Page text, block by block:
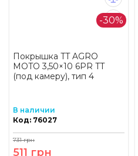
-30%
Покрышка TT AGRO
MOTO 3,50×10 6PR TT
(под камеру), тип 4
В наличии
Код: 76027
511 грн
731 грн